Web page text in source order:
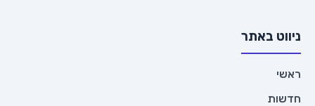
ניווט באתר
ראשי
חדשות